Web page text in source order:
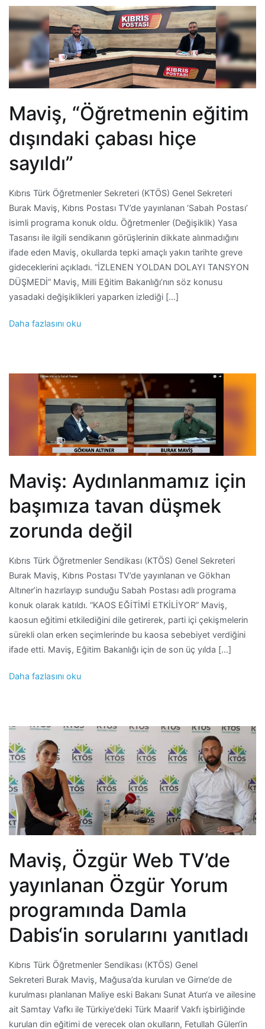
Maviş, “Öğretmenin eğitim
dışındaki çabası hiçe
sayıldı”
Kıbrıs Türk Öğretmenler Sekreteri (KTÖS) Genel Sekreteri
Burak Maviş, Kıbrıs Postası TV’de yayınlanan ‘Sabah Postası’
isimli programa konuk oldu. Öğretmenler (Değişiklik) Yasa
Tasarısı ile ilgili sendikanın görüşlerinin dikkate alınmadığını
ifade eden Maviş, okullarda tepki amaçlı yakın tarihte greve
gideceklerini açıkladı. “İZLENEN YOLDAN DOLAYI TANSYON
DÜŞMEDİ” Maviş, Milli Eğitim Bakanlığı’nın söz konusu
yasadaki değişiklikleri yaparken izlediği […]
Daha fazlasını oku
Maviş: Aydınlanmamız için
başımıza tavan düşmek
zorunda değil
Kıbrıs Türk Öğretmenler Sendikası (KTÖS) Genel Sekreteri
Burak Maviş, Kıbrıs Postası TV’de yayınlanan ve Gökhan
Altıner’in hazırlayıp sunduğu Sabah Postası adlı programa
konuk olarak katıldı. “KAOS EĞİTİMİ ETKİLİYOR” Maviş,
kaosun eğitimi etkilediğini dile getirerek, parti içi çekişmelerin
sürekli olan erken seçimlerinde bu kaosa sebebiyet verdiğini
ifade etti. Maviş, Eğitim Bakanlığı için de son üç yılda […]
Daha fazlasını oku
Maviş, Özgür Web TV’de
yayınlanan Özgür Yorum
programında Damla
Dabis‘in sorularını yanıtladı
Kıbrıs Türk Öğretmenler Sendikası (KTÖS) Genel
Sekreteri Burak Maviş, Mağusa’da kurulan ve Girne’de de
kurulması planlanan Maliye eski Bakanı Sunat Atun‘a ve ailesine
ait Samtay Vafkı ile Türkiye’deki Türk Maarif Vakfı işbirliğinde
kurulan din eğitimi de verecek olan okulların, Fetullah Gülen‘in